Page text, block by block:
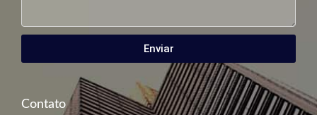
Enviar
Contato